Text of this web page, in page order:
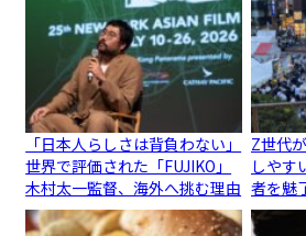
「日本人らしさは背負わない」
世界で評価された「FUJIKO」
木村太一監督、海外へ挑む理由
Z世代
しやす
者を魅